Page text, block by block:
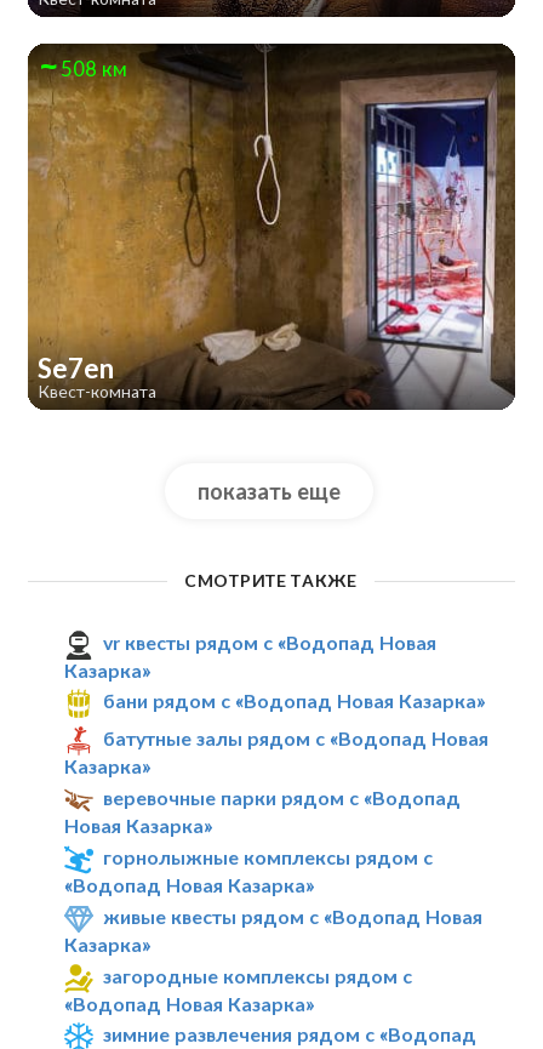
508 км
Se7en
Квест-комната
показать еще
СМОТРИТЕ ТАКЖЕ
vr квесты рядом с «Водопад Новая
Казарка»
бани рядом с «Водопад Новая Казарка»
батутные залы рядом с «Водопад Новая
Казарка»
веревочные парки рядом с «Водопад
Новая Казарка»
горнолыжные комплексы рядом с
«Водопад Новая Казарка»
живые квесты рядом с «Водопад Новая
Казарка»
загородные комплексы рядом с
«Водопад Новая Казарка»
зимние развлечения рядом с «Водопад